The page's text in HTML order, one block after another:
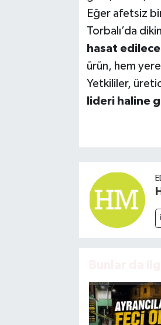
Eğer afetsiz
Torbalı’da
hasat
ürün, hem
Yetkililer,
lideri haline